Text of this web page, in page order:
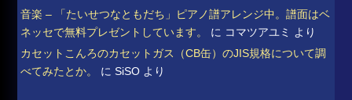
音楽 – 「たいせつなともだち」ピアノ譜アレンジ中。譜面はベ
ネッセで無料プレゼントしています。
に コマツアユミ
より
カセットこんろのカセットガス（CB缶）のJIS規格について調
べてみたとか。
にSiSO より